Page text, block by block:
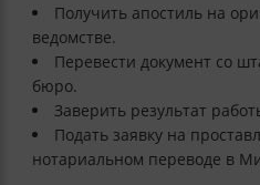
Получить апостиль на
ведомстве.
Перевести документ со
бюро.
Заверить результат
Подать заявку на
нотариальном переводе в